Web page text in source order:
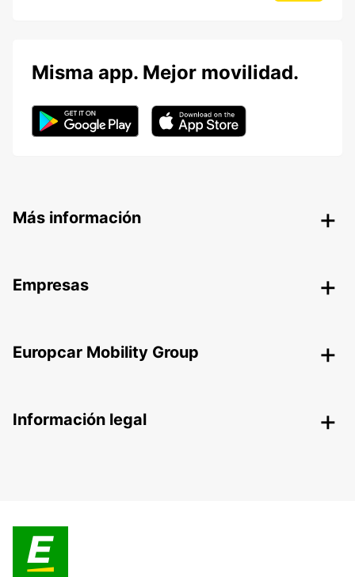
Misma app. Mejor movilidad.
Más información
Empresas
Europcar Mobility Group
Información legal